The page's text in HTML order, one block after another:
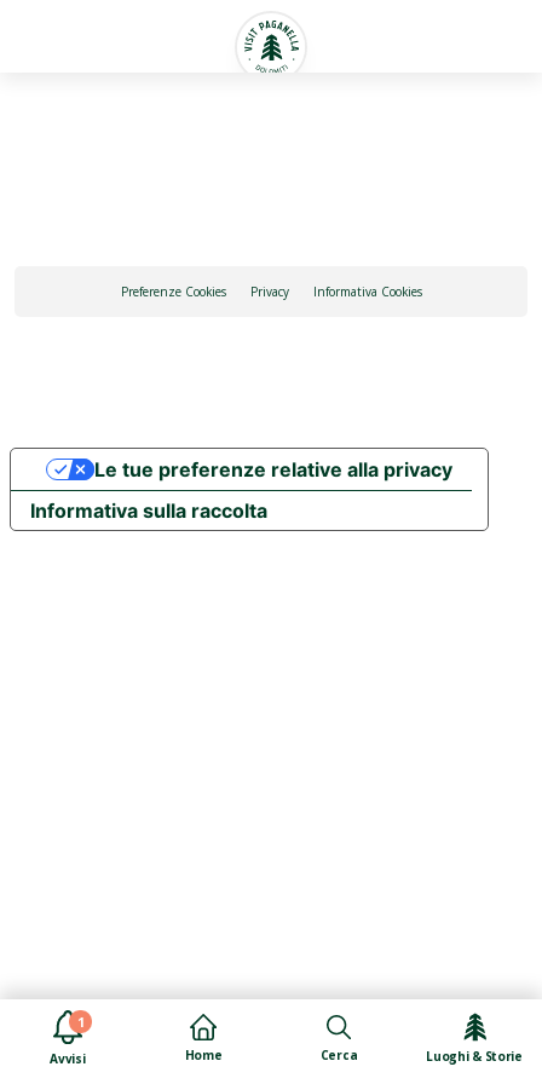
1
Avvisi Home Cerca Luoghi & Storie
Preferenze Cookies Privacy Informativa Cookies
Informativa sulla raccolta
Le tue preferenze relative alla privacy